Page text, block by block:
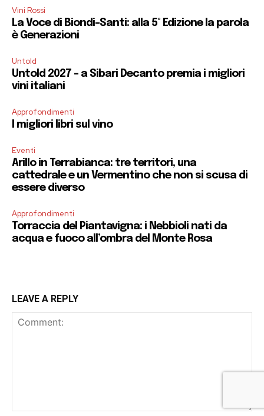
Vini Rossi
La Voce di Biondi-Santi: alla 5° Edizione la parola
è Generazioni
Untold
Untold 2027 – a Sibari Decanto premia i migliori
vini italiani
Approfondimenti
I migliori libri sul vino
Eventi
Arillo in Terrabianca: tre territori, una
cattedrale e un Vermentino che non si scusa di
essere diverso
Approfondimenti
Torraccia del Piantavigna: i Nebbioli nati da
acqua e fuoco all’ombra del Monte Rosa
LEAVE A REPLY